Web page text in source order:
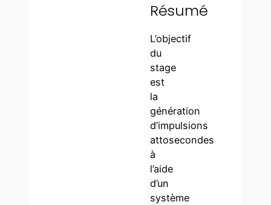
Résumé
L’objectif
du
stage
est
la
génération
d’impulsions
attosecondes
à
l’aide
d’un
système